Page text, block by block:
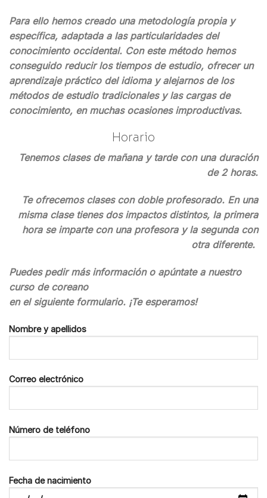
Para ello hemos creado una metodología propia y
específica, adaptada a las particularidades del
conocimiento occidental. Con este método hemos
conseguido reducir los tiempos de estudio, ofrecer un
aprendizaje práctico del idioma y alejarnos de los
métodos de estudio tradicionales y las cargas de
conocimiento, en muchas ocasiones improductivas.
Horario
Tenemos clases de mañana y tarde con una duración
de 2 horas.
Te ofrecemos clases con doble profesorado. En una
misma clase tienes dos impactos distintos, la primera
hora se imparte con una profesora y la segunda con
otra diferente.
Puedes pedir más información o apúntate a nuestro
curso de coreano
en el siguiente formulario. ¡Te esperamos!
Nombre y apellidos
Correo electrónico
Número de teléfono
Fecha de nacimiento